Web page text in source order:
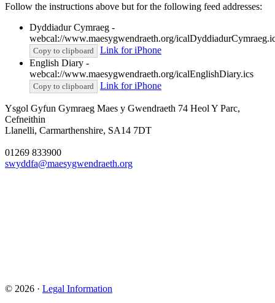
Follow the instructions above but for the following feed addresses:
Dyddiadur Cymraeg -
webcal://www.maesygwendraeth.org/
Copy to clipboard
Link for iPhone
English Diary -
webcal://www.maesygwendraeth.org/icalEnglishDiary.ics
Copy to clipboard Link for iPhone
Ysgol Gyfun Gymraeg Maes y Gwendraeth 74 Heol Y Parc,
Cefneithin
Llanelli, Carmarthenshire, SA14 7DT
01269 833900
swyddfa@maesygwendraeth.org
© 2026 · Legal Information